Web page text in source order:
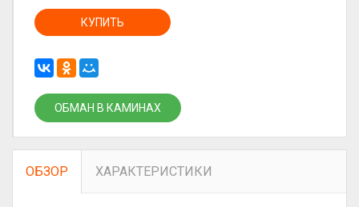
КУПИТЬ
ОБМАН В КАМИНАХ
ОБЗОР ХАРАКТЕРИСТИКИ